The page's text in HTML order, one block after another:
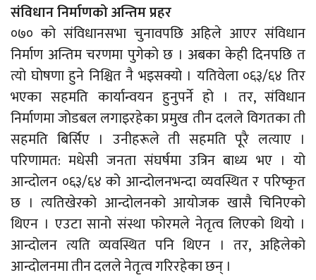
संविधान निर्माणको अन्तिम प्रहर
०७० को संविधानसभा चुनावपछि अहिले आएर संविधान
निर्माण अन्तिम चरणमा पुगेको छ । अबका केही दिनपछि त
त्यो घोषणा हुने निश्चित नै भइसक्यो । यतिवेला ०६३/६४ तिर
भएका सहमति कार्यान्वयन हुनुपर्ने हो । तर, संविधान
निर्माणमा जोडबल लगाइरहेका प्रमुख तीन दलले विगतका ती
सहमति बिर्सिए । उनीहरूले ती सहमति पूरै लत्याए ।
परिणामत: मधेसी जनता संघर्षमा उत्रिन बाध्य भए । यो
आन्दोलन ०६३/६४ को आन्दोलनभन्दा व्यवस्थित र परिष्कृत
छ । त्यतिखेरको आन्दोलनको आयोजक खासै चिनिएको
थिएन । एउटा सानो संस्था फोरमले नेतृत्व लिएको थियो ।
आन्दोलन त्यति व्यवस्थित पनि थिएन । तर, अहिलेको
आन्दोलनमा तीन दलले नेतृत्व गरिरहेका छन् ।